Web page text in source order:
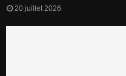
20 juillet 2026